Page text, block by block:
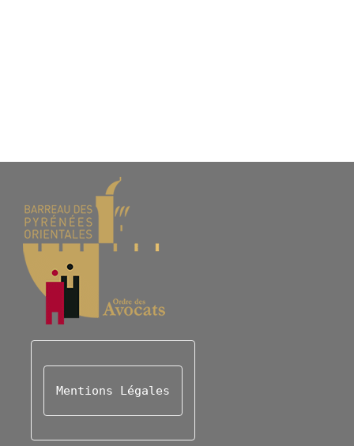
Mentions Légales